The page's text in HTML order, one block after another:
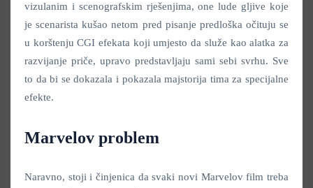
vizulanim i scenografskim rješenjima, one lude gljive koje
je scenarista kušao netom pred pisanje predloška očituju se
u korštenju CGI efekata koji umjesto da služe kao alatka za
razvijanje priče, upravo predstavljaju sami sebi svrhu. Sve
to da bi se dokazala i pokazala majstorija tima za specijalne
efekte.
Marvelov problem
Naravno, stoji i činjenica da svaki novi Marvelov film treba